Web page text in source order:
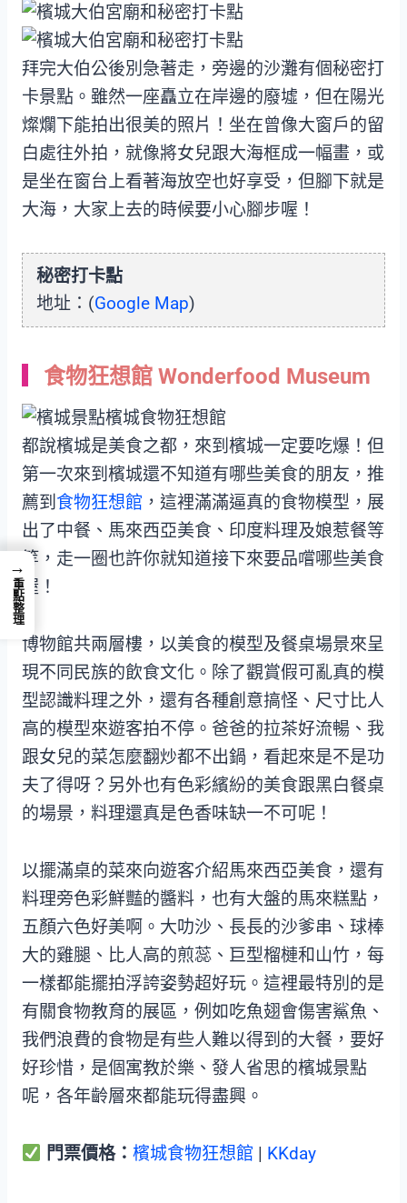
拜完大伯公後別急著走，旁邊的沙灘有個秘密打
卡景點。雖然一座矗立在岸邊的廢墟，但在陽光
燦爛下能拍出很美的照片！坐在曾像大窗戶的留
白處往外拍，就像將女兒跟大海框成一幅畫，或
是坐在窗台上看著海放空也好享受，但腳下就是
大海，大家上去的時候要小心腳步喔！
秘密打卡點
地址：(Google Map)
食物狂想館 Wonderfood Museum
都說檳城是美食之都，來到檳城一定要吃爆！但
第一次來到檳城還不知道有哪些美食的朋友，推
薦到 食物狂想館 ，這裡滿滿逼真的食物模型，展
出了中餐、馬來西亞美食、印度料理及娘惹餐等
等，走一圈也許你就知道接下來要品嚐哪些美食
喔！
博物館共兩層樓，以美食的模型及餐桌場景來呈
現不同民族的飲食文化。除了觀賞假可亂真的模
型認識料理之外，還有各種創意搞怪、尺寸比人
高的模型來遊客拍不停。爸爸的拉茶好流暢、我
跟女兒的菜怎麼翻炒都不出鍋，看起來是不是功
夫了得呀？另外也有色彩繽紛的美食跟黑白餐桌
的場景，料理還真是色香味缺一不可呢！
以擺滿桌的菜來向遊客介紹馬來西亞美食，還有
料理旁色彩鮮豔的醬料，也有大盤的馬來糕點，
五顏六色好美啊。大叻沙、長長的沙爹串、球棒
大的雞腿、比人高的煎蕊、巨型榴槤和山竹，每
一樣都能擺拍浮誇姿勢超好玩。這裡最特別的是
有關食物教育的展區，例如吃魚翅會傷害鯊魚、
我們浪費的食物是有些人難以得到的大餐，要好
好珍惜，是個寓教於樂、發人省思的檳城景點
呢，各年齡層來都能玩得盡興。
門票價格： 檳城食物狂想館 | KKday
→
重點整理